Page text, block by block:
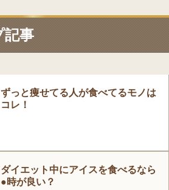
記事
ずっと痩せてる人が食べてるモノは
コレ！
ダイエット中にアイスを食べるなら
●時が良い？